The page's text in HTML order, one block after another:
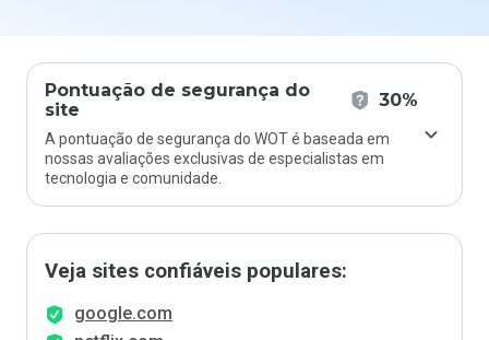
Pontuação de segurança do
site
30%
A pontuação de segurança do WOT é baseada em
nossas avaliações exclusivas de especialistas em
tecnologia e comunidade.
Veja sites confiáveis populares:
google.com